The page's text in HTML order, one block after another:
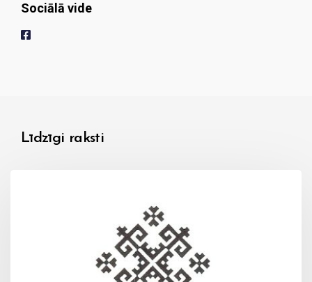
Sociālā vide
Līdzīgi raksti